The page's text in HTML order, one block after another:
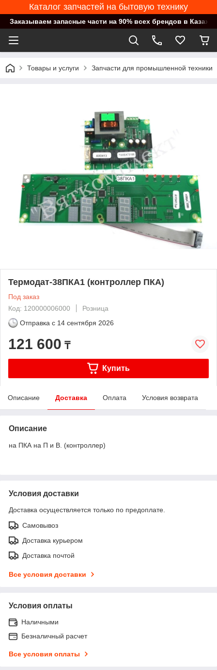
Каталог запчастей на бытовую технику
Заказываем запасные части на 90% всех брендов в
Товары и услуги Запчасти для промышленной техники
Термодат-38ПКА1 (контроллер ПКА)
Под заказ
Код: 120000006000
Розница
Отправка с 14 сентября 2026
121 600 ₸
Купить
Описание Доставка Оплата Условия возврата
Описание
на ПКА на П и В. (контроллер)
Условия доставки
Доставка осуществляется только по предоплате.
Самовывоз
Доставка курьером
Доставка почтой
Все условия доставки
Условия оплаты
Наличными
Безналичный расчет
Все условия оплаты